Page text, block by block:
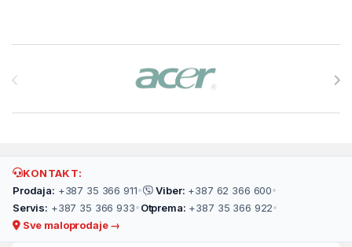
KONTAKT:
Prodaja: +387 35 366 911• Viber: +387 62 366 600•
Servis: +387 35 366 933• Otprema: +387 35 366 922•
Sve maloprodaje →